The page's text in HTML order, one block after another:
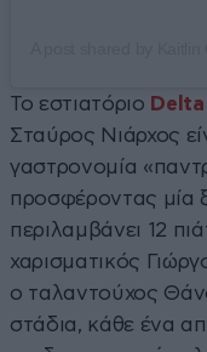
Το εστιατόριο Delta
Σταύρος Νιάρχος
γαστρονομία
προσφέροντας μία
περιλαμβάνει 12
χαρισματικός
ο ταλαντούχος
στάδια, κάθε ένα